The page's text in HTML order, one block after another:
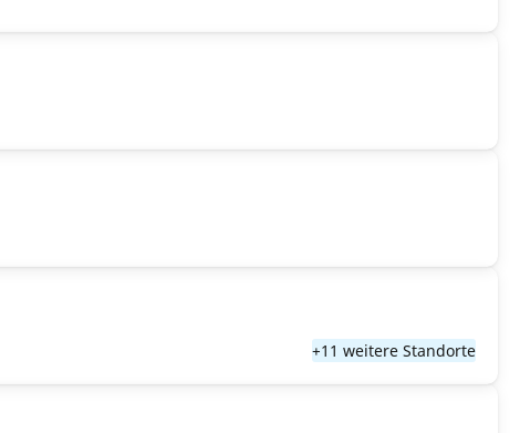
+11 weitere Standorte